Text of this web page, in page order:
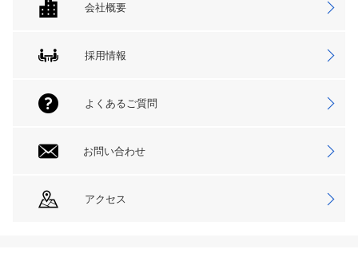
会社概要
採用情報
よくあるご質問
お問い合わせ
アクセス